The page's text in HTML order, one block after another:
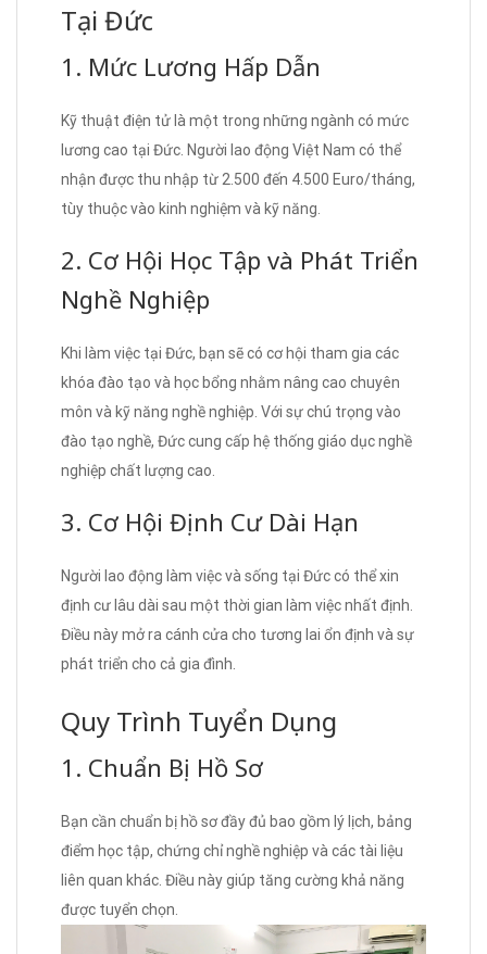
Tại Đức
1. Mức Lương Hấp Dẫn
Kỹ thuật điện tử là một trong những ngành có mức
lương cao tại Đức. Người lao động Việt Nam có thể
nhận được thu nhập từ 2.500 đến 4.500 Euro/tháng,
tùy thuộc vào kinh nghiệm và kỹ năng.
2. Cơ Hội Học Tập và Phát Triển
Nghề Nghiệp
Khi làm việc tại Đức, bạn sẽ có cơ hội tham gia các
khóa đào tạo và học bổng nhằm nâng cao chuyên
môn và kỹ năng nghề nghiệp. Với sự chú trọng vào
đào tạo nghề, Đức cung cấp hệ thống giáo dục nghề
nghiệp chất lượng cao.
3. Cơ Hội Định Cư Dài Hạn
Người lao động làm việc và sống tại Đức có thể xin
định cư lâu dài sau một thời gian làm việc nhất định.
Điều này mở ra cánh cửa cho tương lai ổn định và sự
phát triển cho cả gia đình.
Quy Trình Tuyển Dụng
1. Chuẩn Bị Hồ Sơ
Bạn cần chuẩn bị hồ sơ đầy đủ bao gồm lý lịch, bảng
điểm học tập, chứng chỉ nghề nghiệp và các tài liệu
liên quan khác. Điều này giúp tăng cường khả năng
được tuyển chọn.